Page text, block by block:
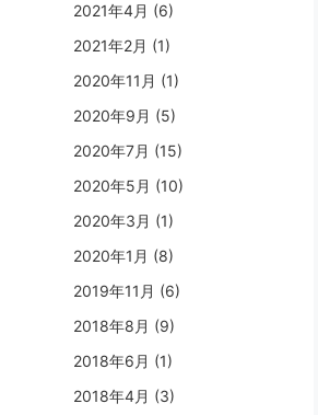
2021年4月 (6)
2021年2月 (1)
2020年11月 (1)
2020年9月 (5)
2020年7月 (15)
2020年5月 (10)
2020年3月 (1)
2020年1月 (8)
2019年11月 (6)
2018年8月 (9)
2018年6月 (1)
2018年4月 (3)